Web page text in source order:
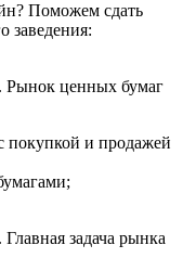
Поможем сдать
заведения:
Рынок ценных бумаг
покупкой и продажей
задача рынка